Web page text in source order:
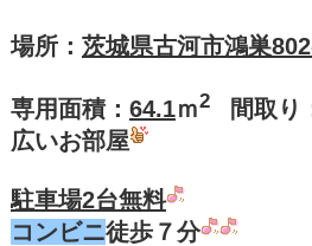
場所： 茨城県古河市鴻巣
専用面積： 64.1ｍ2 間取り
広いお部屋
駐車場2台無料
コンビニ徒歩７分